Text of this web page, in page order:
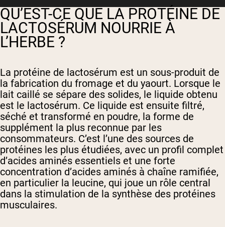
QU’EST-CE QUE LA PROTÉINE DE
LACTOSÉRUM NOURRIE À
L’HERBE ?
La protéine de lactosérum est un sous-produit de
la fabrication du fromage et du yaourt. Lorsque le
lait caillé se sépare des solides, le liquide obtenu
est le lactosérum. Ce liquide est ensuite filtré,
séché et transformé en poudre, la forme de
supplément la plus reconnue par les
consommateurs. C’est l’une des sources de
protéines les plus étudiées, avec un profil complet
d’acides aminés essentiels et une forte
concentration d’acides aminés à chaîne ramifiée,
en particulier la leucine, qui joue un rôle central
dans la stimulation de la synthèse des protéines
musculaires.